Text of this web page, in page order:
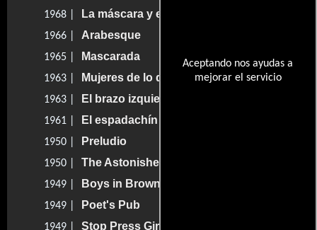
Aceptando nos ayudas a
mejorar el servicio
1968 | La máscara y el rostro
1966 | Arabesque
1965 | Mascarada
1963 | Mujeres de lo desconocido
1963 | El brazo izquierdo de la ley
1961 | El espadachín del diablo
1950 | Preludio
1950 | The Astonished Heart
1949 | Boys in Brown
1949 | Poet's Pub
1949 | Stop Press Girl